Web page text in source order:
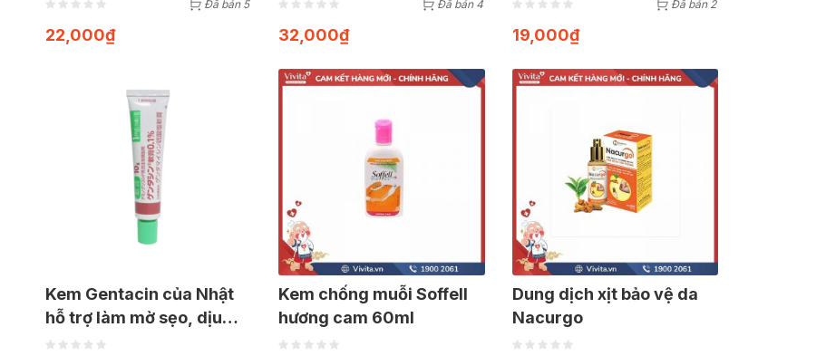
Đã bán 5
22,000₫
Đã bán 4
32,000₫
Đã bán 2
19,000₫
Kem Gentacin của Nhật
hỗ trợ làm mờ sẹo, dịu
da, kháng khuẩn (Tuýp
Kem chống muỗi Soffell
hương cam 60ml
Dung dịch xịt bảo vệ da
Nacurgo